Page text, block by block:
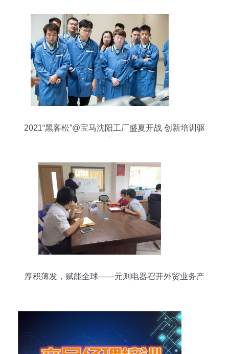
2021“黑客松”@宝马沈阳工厂盛夏开战 创新培训驱
厚积薄发，赋能全球——元则电器召开外贸业务产